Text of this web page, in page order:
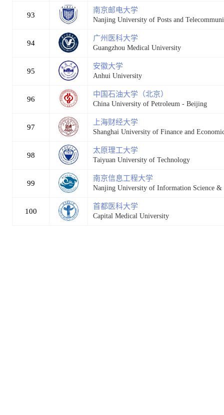
93
南京邮电大学
Nanjing University of Posts and
94
广州医科大学
Guangzhou Medical University
95
安徽大学
Anhui University
96
中国石油大学（北京）
China University of Petroleum - Beijing
97
上海财经大学
Shanghai University of Finance and
98
太原理工大学
Taiyuan University of Technology
99
南京信息工程大学
Nanjing University of Information Science &
100
首都医科大学
Capital Medical University